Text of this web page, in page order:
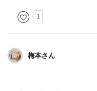
1
梅本さん